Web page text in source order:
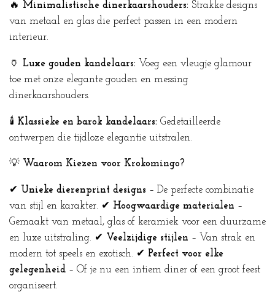
🔥 Minimalistische dinerkaarshouders: Strakke designs
van metaal en glas die perfect passen in een modern
interieur.
🏺 Luxe gouden kandelaars: Voeg een vleugje glamour
toe met onze elegante gouden en messing
dinerkaarshouders.
🕯️ Klassieke en barok kandelaars: Gedetailleerde
ontwerpen die tijdloze elegantie uitstralen.
💡 Waarom Kiezen voor Krokomingo?
✔ Unieke dierenprint designs – De perfecte combinatie
van stijl en karakter. ✔ Hoogwaardige materialen –
Gemaakt van metaal, glas of keramiek voor een duurzame
en luxe uitstraling. ✔
Veelzijdige stijlen – Van strak en
modern tot speels en exotisch. ✔ Perfect voor elke
gelegenheid – Of je nu een intiem diner of een groot feest
organiseert.